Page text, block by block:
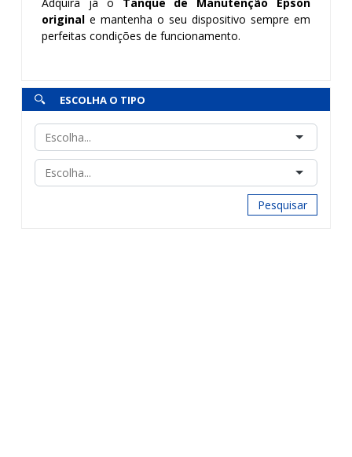
original e mantenha o seu dispositivo sempre em
perfeitas condições de funcionamento.
ESCOLHA O TIPO
Pesquisar